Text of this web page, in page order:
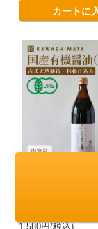
カートに
古式天然醸造杉桶
機醤油(こいくちし
わしま屋-
1,580円(税込)